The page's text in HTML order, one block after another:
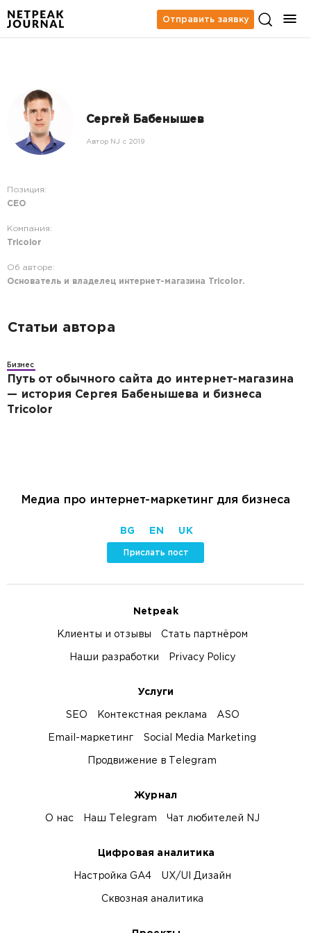
Отправить заявку
Сергей Бабенышев
Автор NJ c 2019
Позиция:
CEO
Компания:
Tricolor
Об авторе:
Основатель и владелец интернет-магазина Tricolor.
Статьи автора
Бизнес
Путь от обычного сайта до интернет-магазина
— история Сергея Бабенышева и бизнеса
Tricolor
Медиа про интернет-маркетинг для бизнеса
BG EN UK
Прислать пост
Netpeak
Клиенты и отзывы Стать партнёром
Наши разработки Privacy Policy
Услуги
SEO Контекстная реклама ASO
Email-маркетинг Social Media Marketing
Продвижение в Telegram
Журнал
О нас Наш Telegram Чат любителей NJ
Цифровая аналитика
Настройка GA4 UX/UI Дизайн
Сквозная аналитика